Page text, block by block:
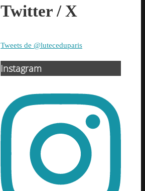
Twitter / X
Tweets de @luteceduparis
Instagram